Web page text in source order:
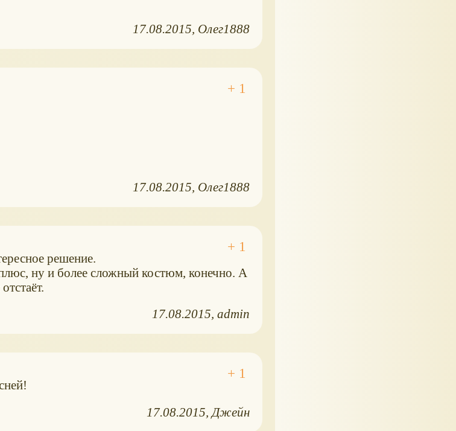
17.08.2015 Олег1888
17.08.2015 Олег1888
решение.
ну и более сложный костюм, конечно. А
17.08.2015 admin
17.08.2015 Джейн